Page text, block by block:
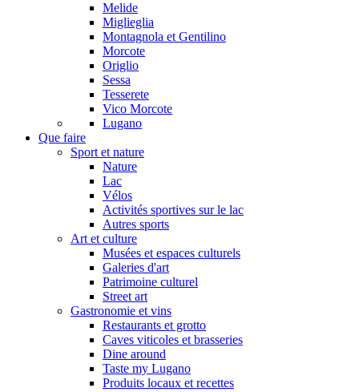
Melide
Miglieglia
Montagnola et Gentilino
Morcote
Origlio
Sessa
Tesserete
Vico Morcote
Lugano
Que faire
Sport et nature
Nature
Lac
Vélos
Activités sportives sur le lac
Autres sports
Art et culture
Musées et espaces culturels
Galeries d'art
Patrimoine culturel
Street art
Gastronomie et vins
Restaurants et grotto
Caves viticoles et brasseries
Dine around
Taste my Lugano
Produits locaux et recettes